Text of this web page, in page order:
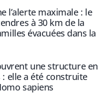
l’alerte maximale : le
à 30 km de la
évacuées dans la
une structure en
: elle a été construite
sapiens